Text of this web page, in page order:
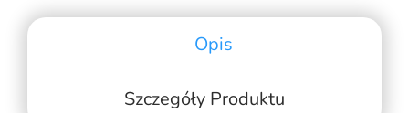
Opis
Szczegóły Produktu